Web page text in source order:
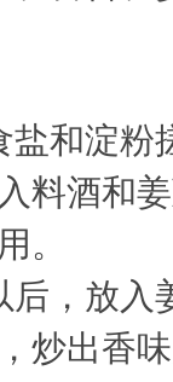
盐和淀粉
料酒和
。
后，放入
炒出香